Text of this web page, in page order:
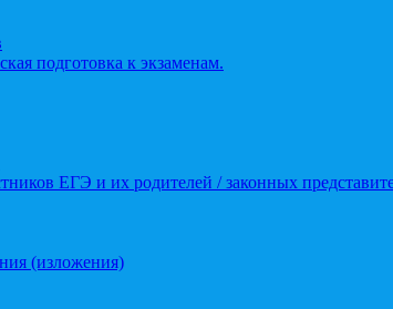
подготовка к экзаменам.
ЕГЭ и их родителей / законных
(изложения)